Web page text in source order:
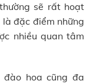
sẽ rất hoạt
đặc điểm những
nhiều quan tâm
hoa cũng đa